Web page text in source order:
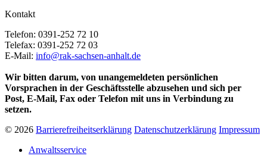
Kontakt
Telefon: 0391-252 72 10
Telefax: 0391-252 72 03
E-Mail: info@rak-sachsen-anhalt.de
Wir bitten darum, von unangemeldeten persönlichen
Vorsprachen in der Geschäftsstelle abzusehen und sich per
Post, E-Mail, Fax oder Telefon mit uns in Verbindung zu
setzen.
© 2026 Barrierefreiheitserklärung Datenschutzerklärung Impressum
Anwaltsservice